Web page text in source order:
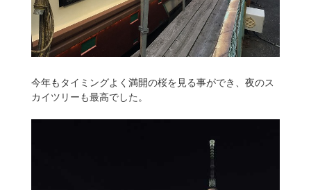
今年もタイミングよく満開の桜を見る事ができ、夜のス
カイツリーも最高でした。